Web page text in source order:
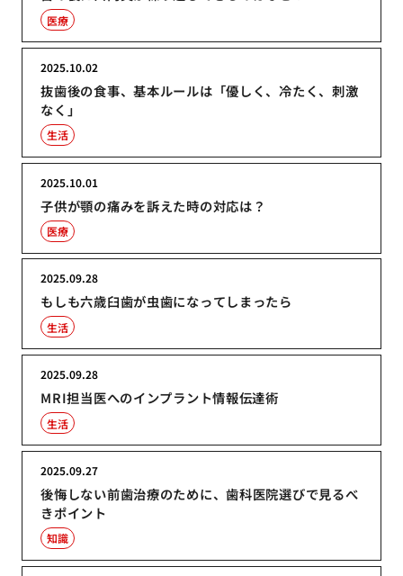
医療
抜歯後の食事、基本ルールは「優しく、冷たく、刺激
なく」
2025.10.02
生活
子供が顎の痛みを訴えた時の対応は？
2025.10.01
医療
もしも六歳臼歯が虫歯になってしまったら
2025.09.28
生活
MRI担当医へのインプラント情報伝達術
2025.09.28
生活
後悔しない前歯治療のために、歯科医院選びで見るべ
きポイント
2025.09.27
知識